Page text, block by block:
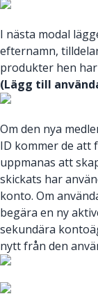
I nästa modal
efternamn,
produkter hen
(Lägg till
Om den nya
ID kommer de att
uppmanas att
skickats har
konto. Om
begära en ny
sekundära
nytt från den